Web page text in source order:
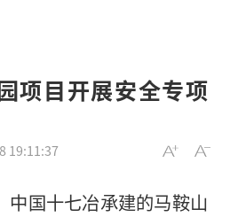
项目开展安全专项
19:11:37
中国十七冶承建的马鞍山